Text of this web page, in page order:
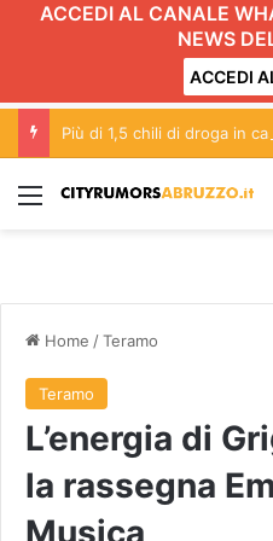
ACCEDI AL CANALE
NEWS
ACCEDI
Più di 1,5 chili di droga in
Menu
Home /Teramo
Teramo
L’energia di
la rassegna